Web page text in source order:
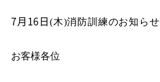
7月16日(木)消防訓練のお知らせ
お客様各位